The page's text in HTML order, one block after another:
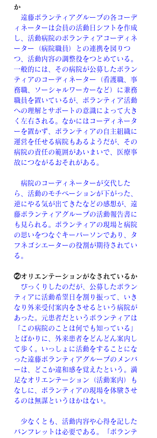
か
遠藤ボランティアグループの各コーデ
ィネーターは会員の活動日シフトを作成
し、活動病院のボランティアコーディネ
ーター（病院職員）との連携を図りつ
つ、活動内容の調整役をつとめている。
一般的には、その病院が公募したボラン
ティアのコーディネーター（看護職、事
務職、ソーシャルワーカーなど）に兼務
職員を置いているが、ボランティア活動
への理解とサポートの意識によって大き
く左右される。なかにはコーディネータ
ーを置かず、ボランティアの自主組織に
運営を任せる病院もあるようだが、その
病院の責任の範囲があいまいで、医療事
故につながるおそれがある。
病院のコーディネーターが交代した
ら、活動のモチベーションが下がった、
逆にやる気が出てきたなどの感想が、遠
藤ボランティアグループの活動報告書に
も見られる。ボランティアの現場と病院
の思いをつなぐキーパーソンであり、タ
フネゴシエーターの役割が期待されてい
る。
②オリエンテーションがなされているか
びっくりしたのだが、公募したボラン
ティアに活動希望日を割り振って、いき
なり外来受付案内をさせるという病院が
あった。元患者だというボランティアは
「この病院のことは何でも知っている」
とばかりに、外来患者をどんどん案内し
て歩く。いっしょに活動をすることにな
った遠藤ボランティアグループのメンバ
ーは、どこか違和感を覚えたという。満
足なオリエンテーション（活動案内）も
なしに、ボランティアの現場を体験させ
るのは無謀というほかはない。
少なくとも、活動内容や心得を記した
パンフレットは必要である。「ボランテ